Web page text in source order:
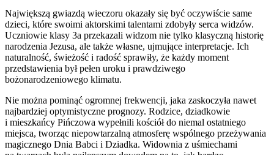
Największą gwiazdą wieczoru okazały się być oczywiście same
dzieci, które swoimi aktorskimi talentami zdobyły serca widzów.
Uczniowie klasy 3a przekazali widzom nie tylko klasyczną historię
narodzenia Jezusa, ale także własne, ujmujące interpretacje. Ich
naturalność, świeżość i radość sprawiły, że każdy moment
przedstawienia był pełen uroku i prawdziwego
bożonarodzeniowego klimatu.
Nie można pominąć ogromnej frekwencji, jaka zaskoczyła nawet
najbardziej optymistyczne prognozy. Rodzice, dziadkowie
i mieszkańcy Pińczowa wypełnili kościół do niemal ostatniego
miejsca, tworząc niepowtarzalną atmosferę wspólnego przeżywania
magicznego Dnia Babci i Dziadka. Widownia z uśmiechami